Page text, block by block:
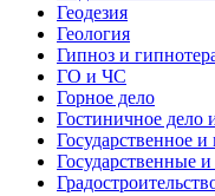
Геодезия
Геология
Гипноз и
ГО и ЧС
Горное дело
Гостиничное дело
Государственное
Государственные